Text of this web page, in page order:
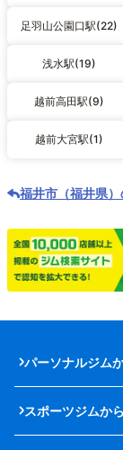
足羽山公園口駅(22)
浅水駅(19)
越前高田駅(9)
越前大宮駅(1)
福井市（福井県
パーソナルジム
スポーツジムか